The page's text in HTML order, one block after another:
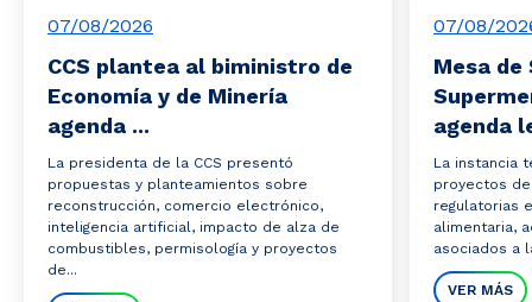
07/08/2026
CCS plantea al biministro de
Economía y de Minería
agenda ...
La presidenta de la CCS presentó
propuestas y planteamientos sobre
reconstrucción, comercio electrónico,
inteligencia artificial, impacto de alza de
combustibles, permisología y proyectos
de...
07/08/
Mesa de
agenda
La instancia
proyectos
regulatorias
alimentaria,
asociados a
VER MÁS